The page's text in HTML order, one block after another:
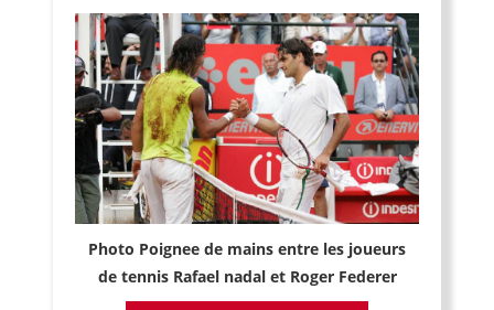
Photo Poignee de mains entre les joueurs
de tennis Rafael nadal et Roger Federer